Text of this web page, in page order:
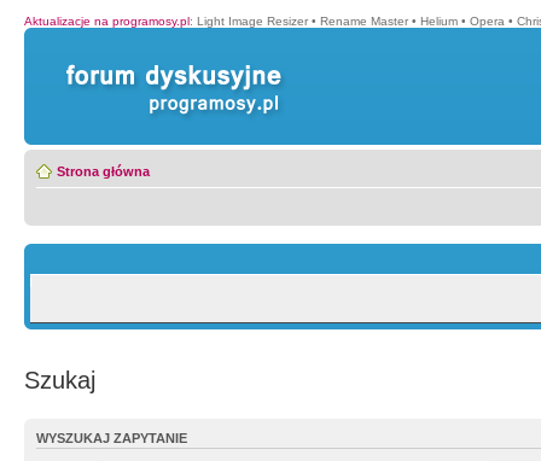
Aktualizacje na programosy.pl: Light Image Resizer • Rename Master • Helium • Opera •
Strona główna
Szukaj
WYSZUKAJ ZAPYTANIE